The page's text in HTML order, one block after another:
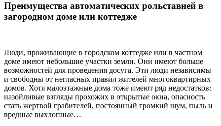
Преимущества автоматических рольставней в
загородном доме или коттедже
Люди, проживающие в городском коттедже или в частном
доме имеют небольшие участки земли. Они имеют больше
возможностей для проведения досуга. Эти люди независимы
и свободны от негласных правил жителей многоквартирных
домов. Хотя малоэтажные дома тоже имеют ряд недостатков:
назойливые взгляды прохожих в открытые окна, опасность
стать жертвой грабителей, постоянный громкий шум, пыль и
вредные выхлопные…